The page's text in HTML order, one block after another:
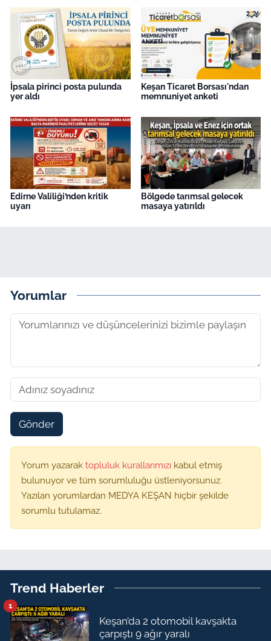
İpsala pirinci posta pulunda
yer aldı
Keşan Ticaret Borsası'ndan
memnuniyet anketi
Edirne Valiliği’nden kritik
uyarı
Bölgede tarımsal gelecek
masaya yatırıldı
Yorumlar
Gönder
Yorum yazarak topluluk kurallarımızı kabul etmiş
bulunuyor ve tüm sorumluluğu üstleniyorsunuz.
Yazılan yorumlardan MEDYA KEŞAN hiçbir şekilde
sorumlu tutulamaz.
Trend Haberler
Keşan’da 2 otomobil kavşakta
çarpıştı 9 ağır yaralı
1
Gündem-Eğitim